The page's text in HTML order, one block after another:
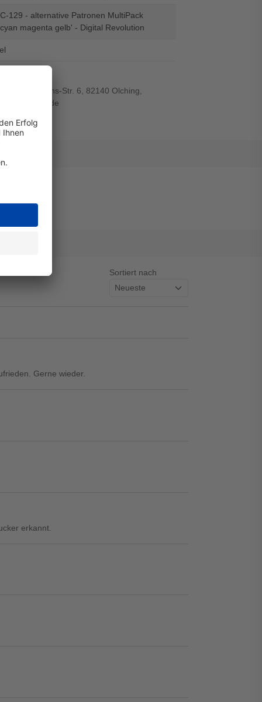
129 - alternative Patronen MultiPack
magenta gelb' - Digital Revolution
von-Siemens-Str. 6, 82140 Olching,
gmbh.de
Sortiert nach
Gerne wieder.
erkannt.